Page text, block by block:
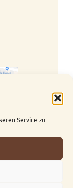
Service zu